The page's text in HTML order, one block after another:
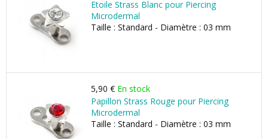
Etoile Strass Blanc pour Piercing
Microdermal
Taille : Standard - Diamètre : 03 mm
5,90 € En stock
Papillon Strass Rouge pour Piercing
Microdermal
Taille : Standard - Diamètre : 03 mm